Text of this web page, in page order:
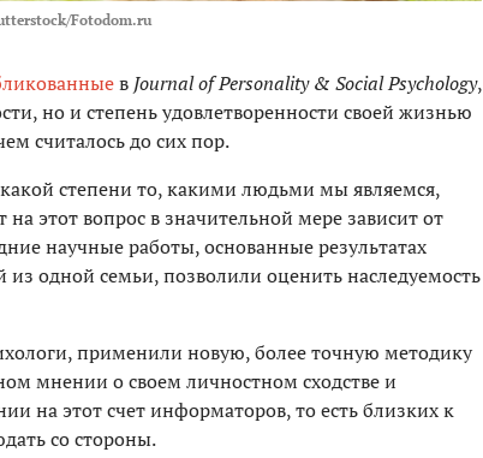
Fotodom.ru
в Journal of Personality & Social Psychology,
но и степень удовлетворенности своей жизнью
считалось до сих пор.
степени то, какими людьми мы являемся,
этот вопрос в значительной мере зависит от
научные работы, основанные результатах
из одной семьи, позволили оценить наследуемость
применили новую, более точную методику
мнении о своем личностном сходстве и
на этот счет информаторов, то есть близких к
со стороны.